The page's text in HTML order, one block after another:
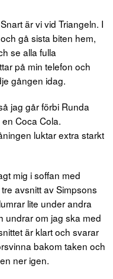
är vi vid Triangeln. I
gå sista biten hem,
se alla fulla
på min telefon och
gången idag.
jag går förbi Runda
Coca Cola.
luktar extra starkt
mig i soffan med
avsnitt av Simpsons
lite under andra
undrar om jag ska med
är klart och svarar
bakom taken och
ner igen.